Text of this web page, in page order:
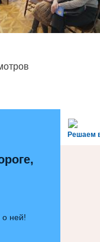
Решаем
ней!